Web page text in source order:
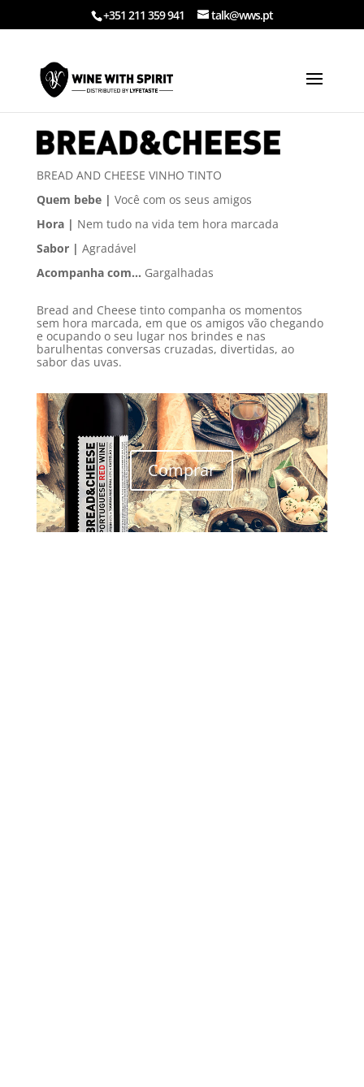
+351 211 359 941 talk@wws.pt
BREAD AND CHEESE VINHO TINTO
Quem bebe | Você com os seus amigos
Hora | Nem tudo na vida tem hora marcada
Sabor | Agradável
Acompanha com… Gargalhadas
Bread and Cheese tinto companha os momentos
sem hora marcada, em que os amigos vão chegando
e ocupando o seu lugar nos brindes e nas
barulhentas conversas cruzadas, divertidas, ao
sabor das uvas.
Comprar